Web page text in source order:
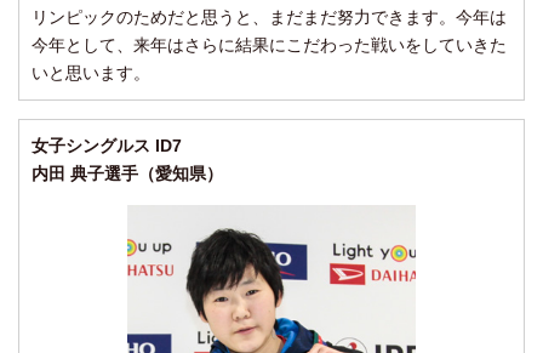
リンピックのためだと思うと、まだまだ努力できます。今年は
今年として、来年はさらに結果にこだわった戦いをしていきた
いと思います。
女子シングルス ID7
内田 典子選手（愛知県）